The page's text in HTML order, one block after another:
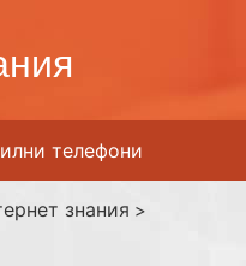
телефони
знания >